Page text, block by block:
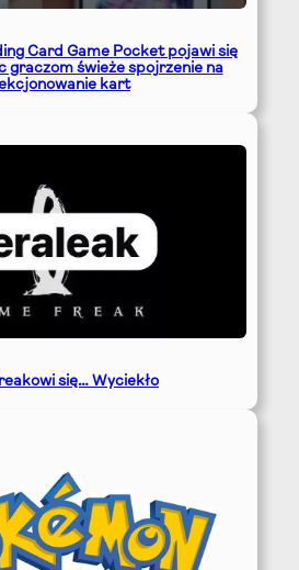
Card Game Pocket pojawi się
graczom świeże spojrzenie na
kart
się… Wyciekło